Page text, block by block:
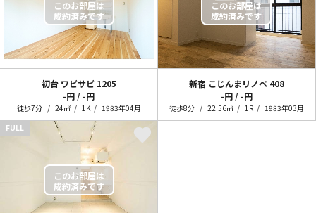
初台 ワビサビ 1205
-円 / -円
徒歩7分 24㎡ 1K 1983年04月
新宿 こじんまリノベ 408
-円 / -円
徒歩8分 22.56㎡ 1R
1983年03月
FULL